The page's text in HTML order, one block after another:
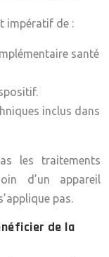
impératif de :
santé
inclus dans
les traitements
d’un appareil
pas.
de la